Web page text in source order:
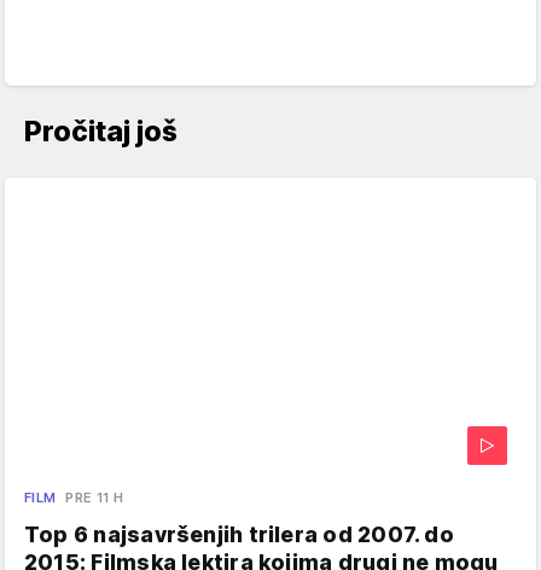
Pročitaj još
FILM PRE 11 H
Top 6 najsavršenjih trilera od 2007. do
2015: Filmska lektira kojima drugi ne mogu